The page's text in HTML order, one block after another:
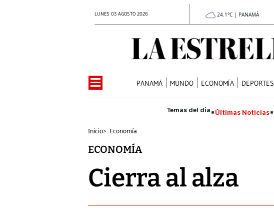
LUNES 03 AGOSTO 2026 24.1°C | PANAMÁ
PANAMÁ MUNDO ECONOMÍA DEPORTES
Últimas Noticias
Inicio> Economía
ECONOMÍA
Cierra al alza